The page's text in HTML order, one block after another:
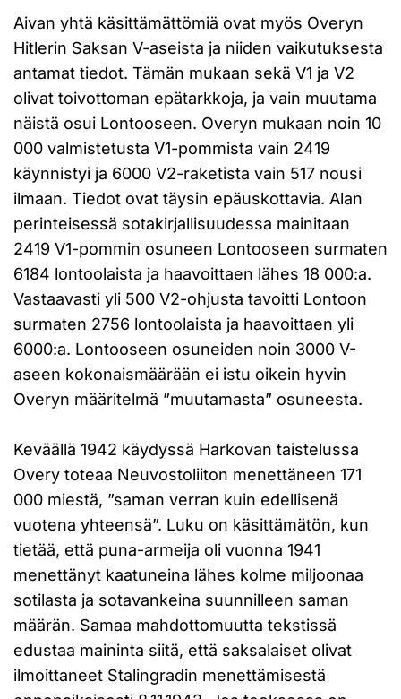
Aivan yhtä käsittämättömiä ovat myös Overyn
Hitlerin Saksan V-aseista ja niiden vaikutuksesta
antamat tiedot. Tämän mukaan sekä V1 ja V2
olivat toivottoman epätarkkoja, ja vain muutama
näistä osui Lontooseen. Overyn mukaan noin 10
000 valmistetusta V1-pommista vain 2419
käynnistyi ja 6000 V2-raketista vain 517 nousi
ilmaan. Tiedot ovat täysin epäuskottavia. Alan
perinteisessä sotakirjallisuudessa mainitaan
2419 V1-pommin osuneen Lontooseen surmaten
6184 lontoolaista ja haavoittaen lähes 18 000:a.
Vastaavasti yli 500 V2-ohjusta tavoitti Lontoon
surmaten 2756 lontoolaista ja haavoittaen yli
6000:a. Lontooseen osuneiden noin 3000 V-
aseen kokonaismäärään ei istu oikein hyvin
Overyn määritelmä ”muutamasta” osuneesta.
Keväällä 1942 käydyssä Harkovan taistelussa
Overy toteaa Neuvostoliiton menettäneen 171
000 miestä, ”saman verran kuin edellisenä
vuotena yhteensä”. Luku on käsittämätön, kun
tietää, että puna-armeija oli vuonna 1941
menettänyt kaatuneina lähes kolme miljoonaa
sotilasta ja sotavankeina suunnilleen saman
määrän. Samaa mahdottomuutta tekstissä
edustaa maininta siitä, että saksalaiset olivat
ilmoittaneet Stalingradin menettämisestä